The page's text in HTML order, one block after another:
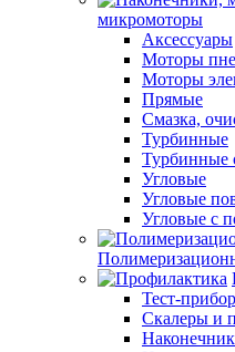
микромоторы
Аксессуары
Моторы
Моторы
Прямые
Смазка,
Турбинные
Турбинные
Угловые
Угловые
Угловые с
Тест-
Скалеры и